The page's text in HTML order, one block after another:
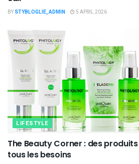
BY STYBLOGLIE_ADMIN 5 APRIL 2026
LIFESTYLE
The Beauty Corner : des
tous les besoins